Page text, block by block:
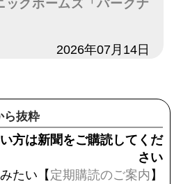
クホームズ「パークナ
2026年07月14日
ら抜粋
方は新聞をご購読してくだ
さい
たい【 定期購読のご案内 】